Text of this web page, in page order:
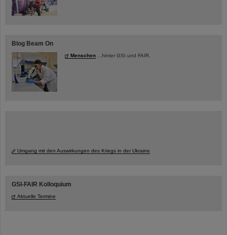
Blog Beam On
Menschen ...hinter GSI und FAIR.
Umgang mit den Auswirkungen des Kriegs in der Ukraine
GSI-FAIR Kolloquium
Aktuelle Termine